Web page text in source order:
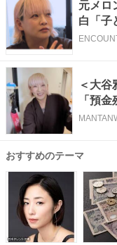
元メロ
白「子
＜大
「預
給も告
おすすめのテーマ